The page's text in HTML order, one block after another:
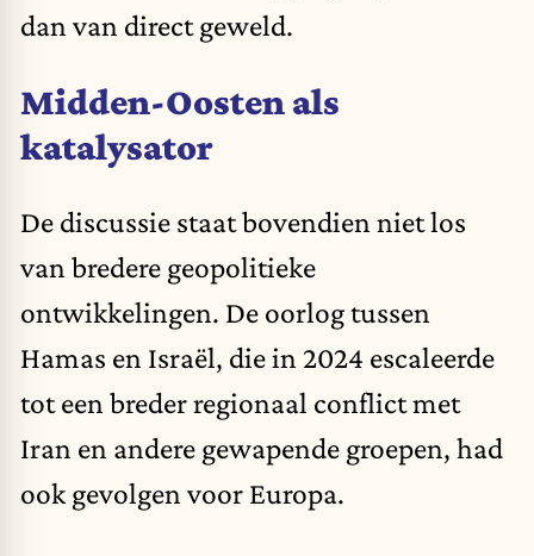
dan van direct geweld.
Midden-Oosten als
katalysator
De discussie staat bovendien niet los
van bredere geopolitieke
ontwikkelingen. De oorlog tussen
Hamas en Israël, die in 2024 escaleerde
tot een breder regionaal conflict met
Iran en andere gewapende groepen, had
ook gevolgen voor Europa.